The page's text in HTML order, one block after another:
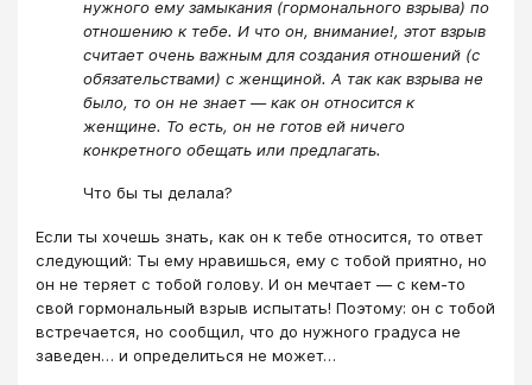
нужного ему замыкания (гормонального взрыва) по
отношению к тебе. И что он, внимание!, этот взрыв
считает очень важным для создания отношений (с
обязательствами) с женщиной. А так как взрыва не
было, то он не знает — как он относится к
женщине. То есть, он не готов ей ничего
конкретного обещать или предлагать.
Что бы ты делала?
Если ты хочешь знать, как он к тебе относится, то ответ
следующий: Ты ему нравишься, ему с тобой приятно, но
он не теряет с тобой голову. И он мечтает — с кем-то
свой гормональный взрыв испытать! Поэтому: он с тобой
встречается, но сообщил, что до нужного градуса не
заведен… и определиться не может…